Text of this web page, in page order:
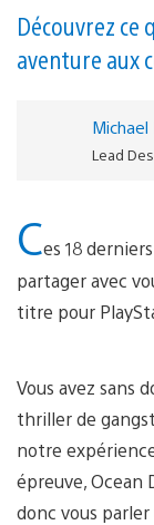
Découvrez
aventure aux
Michael
Lead
Ces 18
partager avec
titre pour
Vous avez sans
thriller de
notre
épreuve, Ocean
donc vous parler